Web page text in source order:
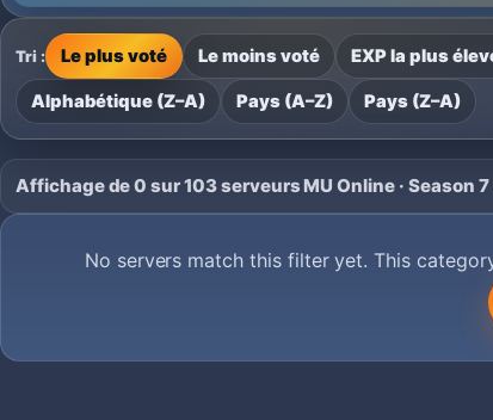
Tri : Le plus voté Le moins voté EXP la plus
Alphabétique (Z–A) Pays (A–Z) Pays (Z–A)
Affichage de 0 sur 103 serveurs MU Online · Season 7
No servers match this filter yet. This